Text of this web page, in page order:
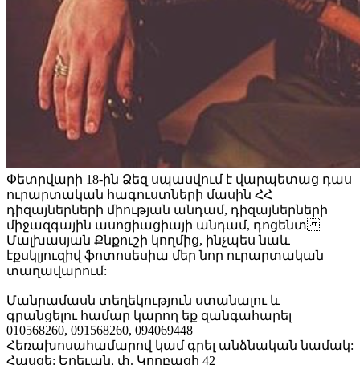
Փետրվարի 18-ին Ձեզ սպասվում է վարպետաց դաս
ուրարտական հագուստների մասին ՀՀ
դիզայներների միության անդամ, դիզայներների
միջազգային ասոցիացիայի անդամ, դոցենտ
Մալխասյան Քնքուշի կողմից, ինչպես նաև
էքսկլյուզիվ ֆոտոսեսիա մեր նոր ուրարտական
տաղավարում:
Մանրամասն տեղեկություն ստանալու և
գրանցելու համար կարող եք զանգահարել
010568260, 091568260, 094069448
Հեռախոսահամարով կամ գրել անձնական նամակ:
Հասցե: Երեւան, փ. Կողբացի 42